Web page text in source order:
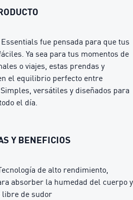
fue pensada para que tus
Ya sea para tus momentos de
o viajes, estas prendas y
el equilibrio perfecto entre
versátiles y diseñados para
el día.
Y BENEFICIOS
de alto rendimiento,
absorber la humedad del cuerpo y
libre de sudor